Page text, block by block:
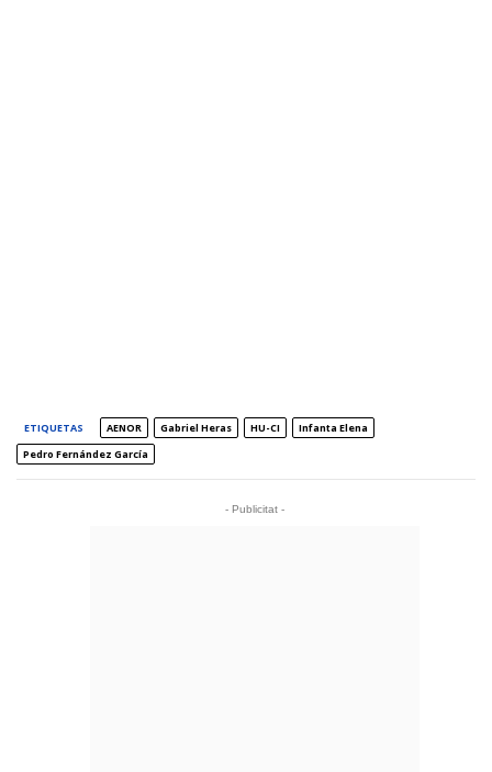
ETIQUETAS AENOR Gabriel Heras HU-CI
Infanta Elena
Pedro Fernández García
- Publicitat -